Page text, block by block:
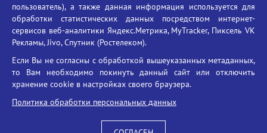
Время работы: пн-пт 09:00-18:00
E-mail: bryanskgu@mail.ru
Телефон: +7(4832)58-90-85
пользователь), а также данная информация используется для
обработки статистических данных посредством интернет-
сервисов веб-аналитики Яндекс.Метрика, MyTracker, Пиксель VK
Рекламы, Jivo, Спутник (Ростелеком).
Если Вы не согласны с обработкой вышеуказанных метаданных,
то Вам необходимо покинуть данный сайт или отключить
хранение cookie в настройках своего браузера.
Политика обработки персональных данных